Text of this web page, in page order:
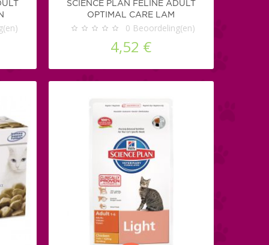
SCIENCE PLAN FELINE ADULT
OPTIMAL CARE LAM
0 Beoordeling(en)
4,52 €